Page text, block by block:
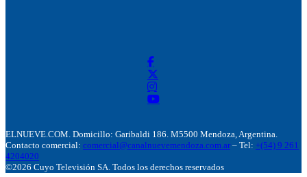
ELNUEVE.COM. Domicillo: Garibaldi 186. M5500 Mendoza, Argentina.
Contacto comercial: comercial@canalnuevemendoza.com.ar – Tel: +(54) 9 261
4204020
©2026 Cuyo Televisión SA. Todos los derechos reservados